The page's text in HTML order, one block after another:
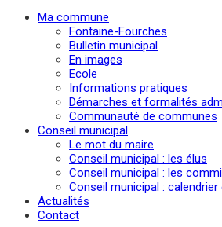
Ma commune
Fontaine-Fourches
Bulletin municipal
En images
Ecole
Informations pratiques
Démarches et formalités
Communauté de communes
Conseil municipal
Le mot du maire
Conseil municipal : les élus
Conseil municipal : les
Conseil municipal :
Actualités
Contact